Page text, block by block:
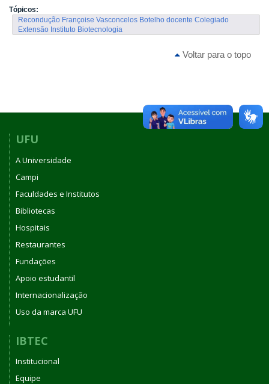
Tópicos:
Recondução Françoise Vasconcelos Botelho docente Colegiado
Extensão Instituto Biotecnologia
Voltar para o topo
UFU
A Universidade
Campi
Faculdades e Institutos
Bibliotecas
Hospitais
Restaurantes
Fundações
Apoio estudantil
Internacionalização
Uso da marca UFU
IBTEC
Institucional
Equipe